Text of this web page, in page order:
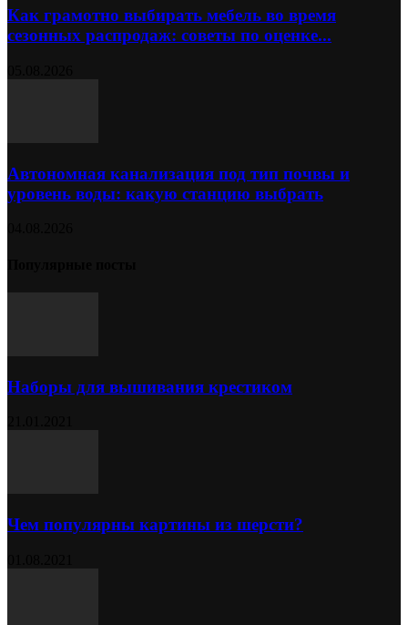
Как грамотно выбирать мебель во время
сезонных распродаж: советы по оценке...
Автономная канализация под тип почвы и
уровень воды: какую станцию выбрать
Наборы для вышивания крестиком
Чем популярны картины из шерсти?